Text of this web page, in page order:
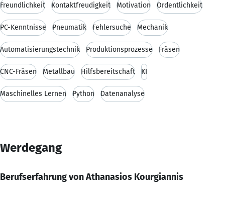
Freundlichkeit Kontaktfreudigkeit Motivation Ordentlichkeit
PC-Kenntnisse Pneumatik Fehlersuche Mechanik
Automatisierungstechnik Produktionsprozesse Fräsen
CNC-Fräsen Metallbau Hilfsbereitschaft KI
Maschinelles Lernen Python Datenanalyse
Werdegang
Berufserfahrung von Athanasios Kourgiannis